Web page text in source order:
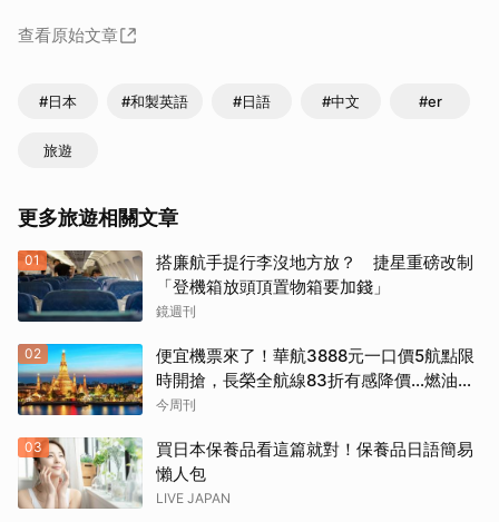
查看原始文章
#日本 #和製英語 #日語 #中文 #er
旅遊
更多旅遊相關文章
01
搭廉航手提行李沒地方放？ 捷星重磅改制
「登機箱放頭頂置物箱要加錢」
鏡週刊
02
便宜機票來了！華航3888元一口價5航點限
時開搶，長榮全航線83折有感降價…燃油稅
8/9調漲早買早省
今周刊
03
買日本保養品看這篇就對！保養品日語簡易
懶人包
LIVE JAPAN